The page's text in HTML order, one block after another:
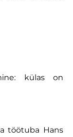
külas on
töötuba Hans